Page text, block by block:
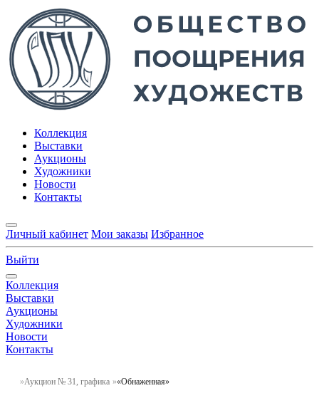
Коллекция
Выставки
Аукционы
Художники
Новости
Контакты
Личный кабинет Мои заказы Избранное
Выйти
Коллекция
Выставки
Аукционы
Художники
Новости
Контакты
Аукцион № 31, графика «Обнаженная»